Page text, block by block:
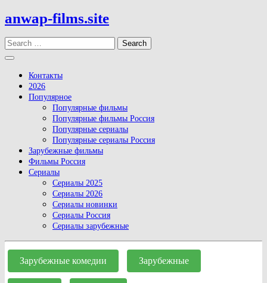
Skip
to
content
anwap-films.site
Search
Open
Button
Контакты
2026
Популярное
Популярные фильмы
Популярные фильмы Россия
Популярные сериалы
Популярные сериалы Россия
Зарубежные фильмы
Фильмы Россия
Сериалы
Сериалы 2025
Сериалы 2026
Сериалы новинки
Сериалы Россия
Сериалы зарубежные
Close
Button
Зарубежные комедии Зарубежные